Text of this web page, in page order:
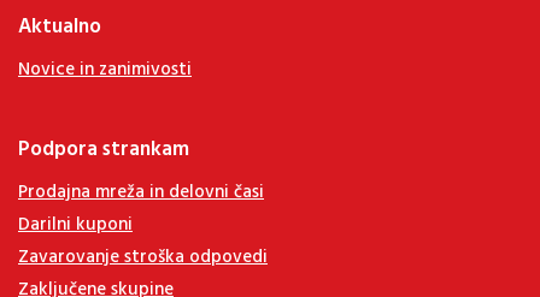
Aktualno
Novice in zanimivosti
Podpora strankam
Prodajna mreža in delovni časi
Darilni kuponi
Zavarovanje stroška odpovedi
Zaključene skupine